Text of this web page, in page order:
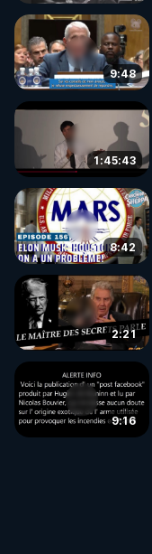
9:48
1:45:43
8:42
2:21
9:16